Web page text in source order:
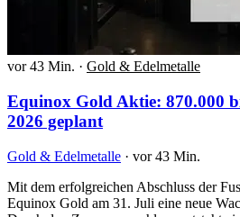
vor 43 Min. · Gold & Edelmetalle
Equinox Gold Aktie: 870.000
2026 geplant
Gold & Edelmetalle · vor 43 Min.
Mit dem erfolgreichen Abschluss der
Equinox Gold am 31. Juli eine neue